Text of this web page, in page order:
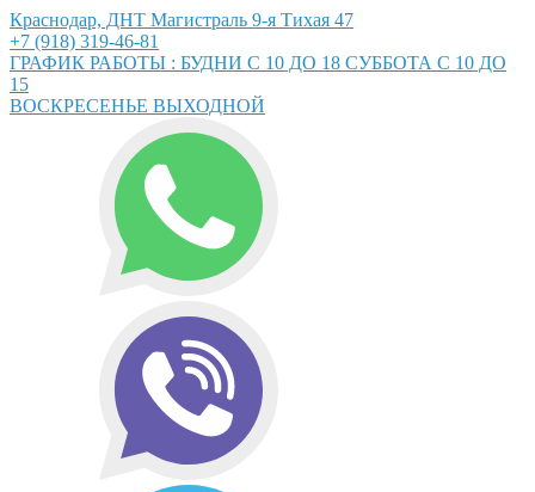
Краснодар, ДНТ Магистраль 9-я Тихая 47
+7 (918) 319-46-81
ГРАФИК РАБОТЫ : БУДНИ С 10 ДО 18 СУББОТА С 10 ДО
15
ВОСКРЕСЕНЬЕ ВЫХОДНОЙ